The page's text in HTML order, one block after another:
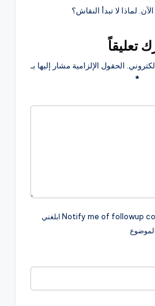
لماذا لا تبدأ النقاش؟
تعليقاً
الحقول الإلزامية مشار إليها بـ
*
Notify me of followup comments via e-mail ابلغني